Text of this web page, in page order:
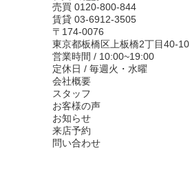
売買 0120-800-844
賃貸 03-6912-3505
〒174-0076
東京都板橋区上板橋2丁目40-10
営業時間 / 10:00~19:00
定休日 / 毎週火・水曜
会社概要
スタッフ
お客様の声
お知らせ
来店予約
問い合わせ